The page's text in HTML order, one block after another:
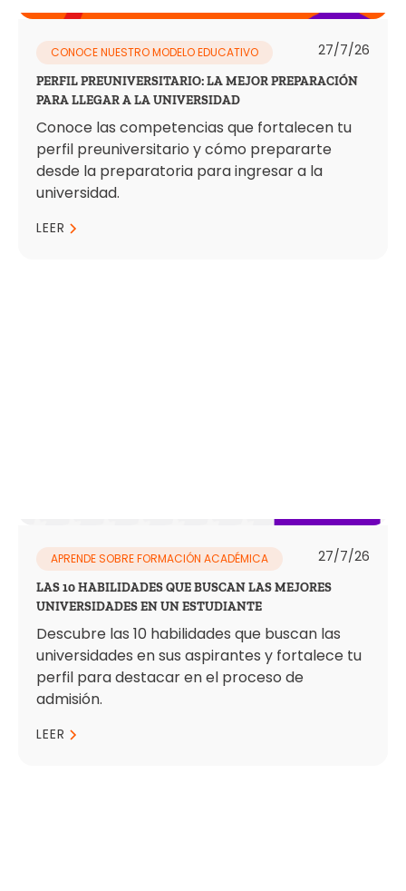
CONOCE NUESTRO MODELO EDUCATIVO 27/7/26
PERFIL PREUNIVERSITARIO: LA MEJOR PREPARACIÓN
PARA LLEGAR A LA UNIVERSIDAD
Conoce las competencias que fortalecen tu
perfil preuniversitario y cómo prepararte
desde la preparatoria para ingresar a la
universidad.
LEER
APRENDE SOBRE FORMACIÓN ACADÉMICA 27/7/26
LAS 10 HABILIDADES QUE BUSCAN LAS MEJORES
UNIVERSIDADES EN UN ESTUDIANTE
Descubre las 10 habilidades que buscan las
universidades en sus aspirantes y fortalece tu
perfil para destacar en el proceso de
admisión.
LEER